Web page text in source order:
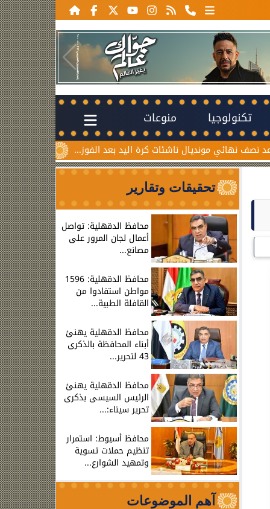
تكنولوجيا منوعات
خطوبة ملك قورة ويوسف عثمان.. كرة اليد بعد الفوز...
تحقيقات وتقارير
محافظ الدقهلية: تواصل
أعمال لجان المرور على
مصانع...
محافظ الدقهلية: 1596
مواطن استفادوا من
القافلة الطبية...
محافظ الدقهلية يهنئ
أبناء المحافظة بالذكرى
43 لتحرير...
محافظ الدقهلية يهنئ
الرئيس السيسى بذكرى
تحرير سيناء:...
محافظ أسيوط: استمرار
تنظيم حملات تسوية
وتمهيد الشوارع...
آهم الموضوعات